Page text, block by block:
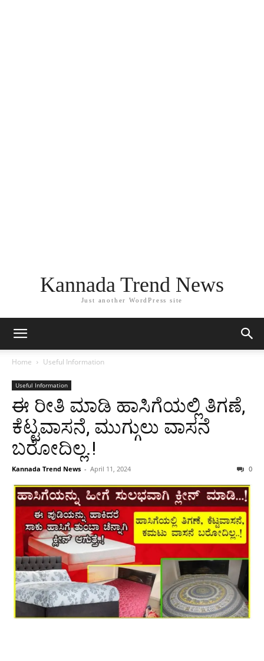
Kannada Trend News
Just another WordPress site
Home Useful Information
Useful Information
ಈ ರೀತಿ ಮಾಡಿ ಹಾಸಿಗೆಯಲ್ಲಿ ತಿಗಣೆ,
ಕೆಟ್ಟವಾಸನೆ, ಮುಗ್ಗುಲು ವಾಸನೆ
ಬರೋದಿಲ್ಲ.!
Kannada Trend News - April 11, 2024 0